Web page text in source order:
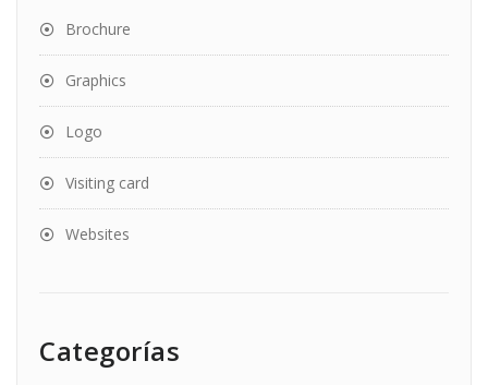
Brochure
Graphics
Logo
Visiting card
Websites
Categorías